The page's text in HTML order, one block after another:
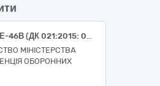
Олива гідравлічна МГЕ-46В (ДК 021:2015: 09210000-4: Мастильні засоби)
МІНІСТЕРСТВА
ОБОРОННИХ